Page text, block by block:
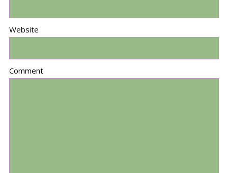
Website
Comment